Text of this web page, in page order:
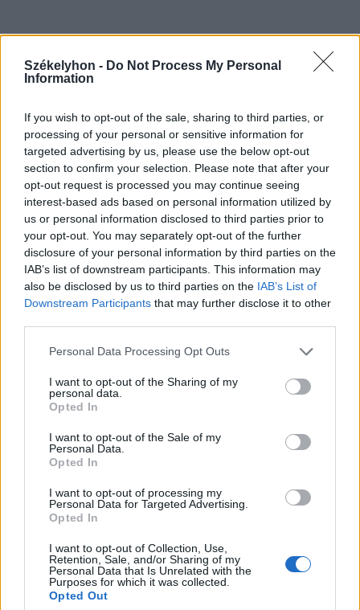
Székelyhon - Do Not Process My Personal
Information
If you wish to opt-out of the sale, sharing to third parties, or
processing of your personal or sensitive information for
targeted advertising by us, please use the below opt-out
section to confirm your selection. Please note that after your
opt-out request is processed you may continue seeing
interest-based ads based on personal information utilized by
us or personal information disclosed to third parties prior to
your opt-out. You may separately opt-out of the further
disclosure of your personal information by third parties on the
IAB’s list of downstream participants. This information may
also be disclosed by us to third parties on the IAB’s List of
Downstream Participants that may further disclose it to other
Personal Data Processing Opt Outs
I want to opt-out of the Sharing of my
personal data.
Opted In
I want to opt-out of the Sale of my
Personal Data.
Opted In
I want to opt-out of processing my
Personal Data for Targeted Advertising.
Opted In
I want to opt-out of Collection, Use,
Retention, Sale, and/or Sharing of my
Personal Data that Is Unrelated with the
Purposes for which it was collected.
Opted Out
Hasznos
Impresszum
Szerzői jogok
Adatvédelmi tájékoztató
Cookie-kezelési tájékoztató
Hozzászólási szabályzat
Nyomtatott lapjaink archívuma
Székely Hírmondó archívuma
Sütibeállítások
Médiatér
Liget
Krónika
Bihari Napló